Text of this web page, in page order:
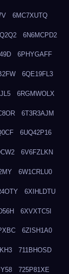
6MC7XUTQ
6N6MCPD2
6PHYGAFF
6QE19FL3
6RGMWOLX
6T3R3AJM
6UQ42P16
6V6FZLKN
6W1CRLU0
6XIHLDTU
6XVXTC5I
6ZISH1A0
711BHOSD
725P81XE